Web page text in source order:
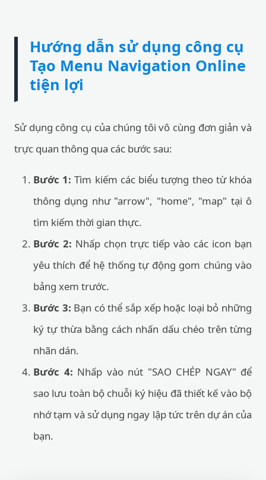
Hướng dẫn sử dụng công cụ
Tạo Menu Navigation Online
tiện lợi
Sử dụng công cụ của chúng tôi vô cùng đơn giản và
trực quan thông qua các bước sau:
Bước 1: Tìm kiếm các biểu tượng theo từ khóa
thông dụng như "arrow", "home", "map" tại ô
tìm kiếm thời gian thực.
Bước 2: Nhấp chọn trực tiếp vào các icon bạn
yêu thích để hệ thống tự động gom chúng vào
bảng xem trước.
Bước 3: Bạn có thể sắp xếp hoặc loại bỏ những
ký tự thừa bằng cách nhấn dấu chéo trên từng
nhãn dán.
Bước 4: Nhấp vào nút "SAO CHÉP NGAY" để
sao lưu toàn bộ chuỗi ký hiệu đã thiết kế vào bộ
nhớ tạm và sử dụng ngay lập tức trên dự án của
bạn.